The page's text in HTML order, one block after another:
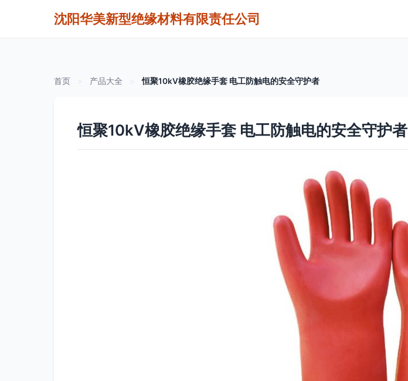
沈阳华美新型绝缘材料有限责任公司
首页 产品大全 恒聚10kV橡胶绝缘手套 电工防触电的安全守护者
恒聚10kV橡胶绝缘手套 电工防触电的安全守护者